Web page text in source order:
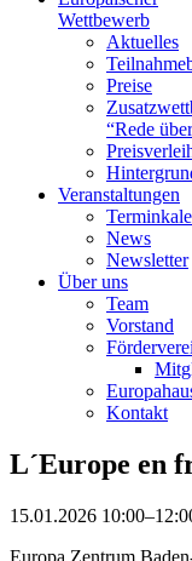
Wettbewerb
Aktuelles
Preise
“Rede
Veranstaltungen
News
Newsletter
Über uns
Team
Vorstand
Kontakt
L´Europe en
15.01.2026
Europa Zentrum